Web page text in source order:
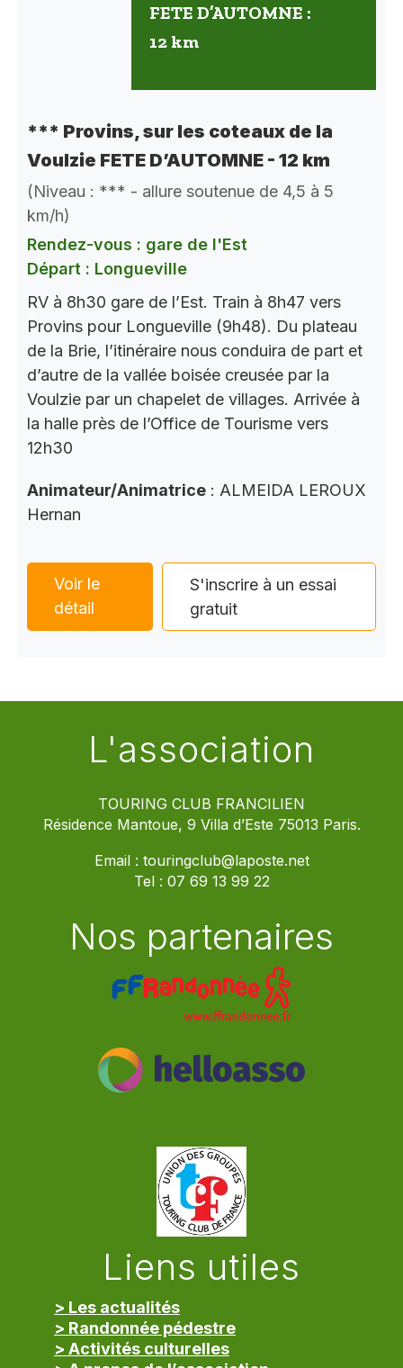
FETE D’AUTOMNE :
12 km
*** Provins, sur les coteaux de la
Voulzie FETE D’AUTOMNE - 12 km
(Niveau : *** - allure soutenue de 4,5 à 5
km/h)
Rendez-vous : gare de l'Est
Départ : Longueville
RV à 8h30 gare de l’Est. Train à 8h47 vers
Provins pour Longueville (9h48). Du plateau
de la Brie, l’itinéraire nous conduira de part et
d’autre de la vallée boisée creusée par la
Voulzie par un chapelet de villages. Arrivée à
la halle près de l’Office de Tourisme vers
12h30
Animateur/Animatrice : ALMEIDA LEROUX
Hernan
Voir le
détail
S'inscrire à un essai
gratuit
L'association
TOURING CLUB FRANCILIEN
Résidence Mantoue, 9 Villa d’Este 75013 Paris.
Email : touringclub@laposte.net
Tel : 07 69 13 99 22
Nos partenaires
Liens utiles
> Les actualités
> Randonnée pédestre
> Activités culturelles